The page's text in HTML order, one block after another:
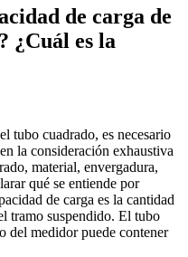
de carga de
¿Cuál es la
tubo cuadrado, es necesario
la consideración exhaustiva
material, envergadura,
qué se entiende por
de carga es la cantidad
tramo suspendido. El tubo
del medidor puede contener